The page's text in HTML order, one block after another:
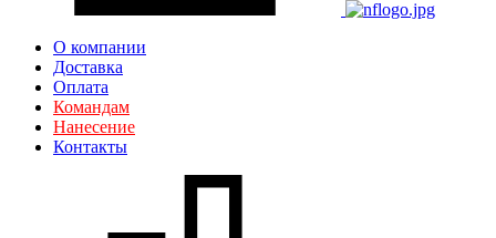
О компании
Доставка
Оплата
Командам
Нанесение
Контакты